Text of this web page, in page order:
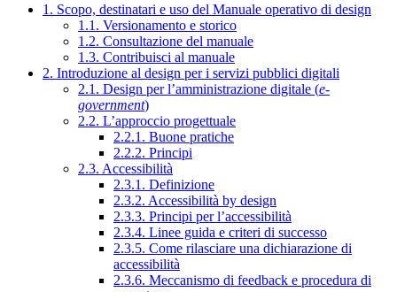
1. Scopo, destinatari e uso del Manuale operativo di design
1.1. Versionamento e storico
1.2. Consultazione del manuale
1.3. Contribuisci al manuale
2. Introduzione al design per i servizi pubblici digitali
2.1. Design per l’amministrazione digitale (e-
government)
2.2. L’approccio progettuale
2.2.1. Buone pratiche
2.2.2. Principi
2.3. Accessibilità
2.3.1. Definizione
2.3.2. Accessibilità by design
2.3.3. Principi per l’accessibilità
2.3.4. Linee guida e criteri di successo
2.3.5. Come rilasciare una dichiarazione di
accessibilità
2.3.6. Meccanismo di feedback e procedura di